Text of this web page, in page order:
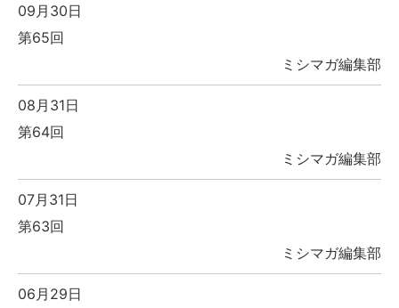
09月30日
第65回
ミシマガ編集部
08月31日
第64回
ミシマガ編集部
07月31日
第63回
ミシマガ編集部
06月29日